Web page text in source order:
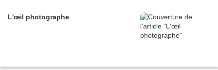
L'œil photographe